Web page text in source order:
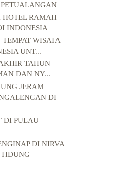
HOTEL RAMAH
INDONESIA
WISATA
UNT...
TAHUN
DAN NY...
JERAM
DI
DI PULAU
DI NIRVA